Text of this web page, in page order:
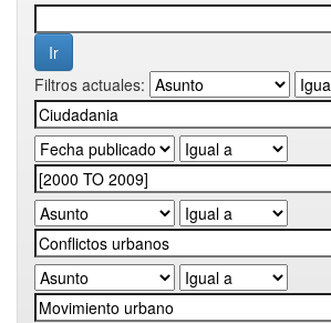
Filtros actuales: